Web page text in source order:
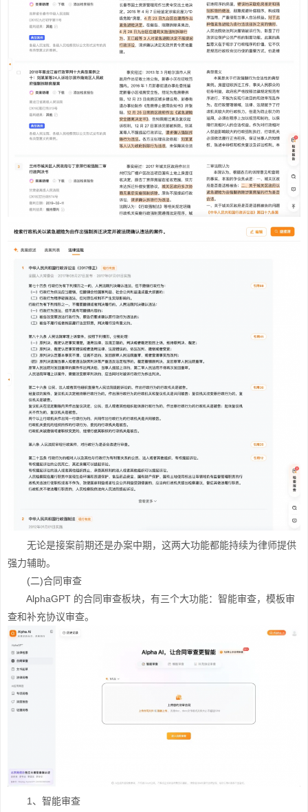
无论是接案前期还是办案中期，这两大功能都能持续为律师提供
强力辅助。
(二)合同审查
AlphaGPT 的合同审查板块，有三个大功能：智能审查，模板审
查和补充协议审查。
1、智能审查